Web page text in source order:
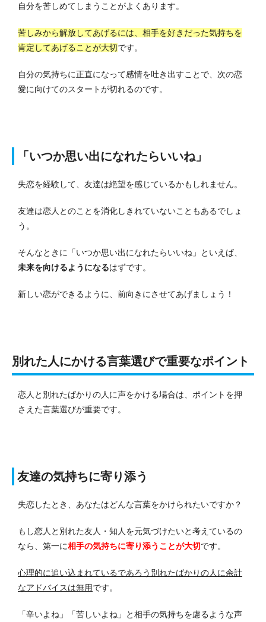
自分を苦しめてしまうことがよくあります。
苦しみから解放してあげるには、相手を好きだった気持ちを
肯定してあげることが大切です。
自分の気持ちに正直になって感情を吐き出すことで、次の恋
愛に向けてのスタートが切れるのです。
「いつか思い出になれたらいいね」
失恋を経験して、友達は絶望を感じているかもしれません。
友達は恋人とのことを消化しきれていないこともあるでしょ
う。
そんなときに「いつか思い出になれたらいいね」といえば、
未来を向けるようになるはずです。
新しい恋ができるように、前向きにさせてあげましょう！
別れた人にかける言葉選びで重要なポイント
恋人と別れたばかりの人に声をかける場合は、ポイントを押
さえた言葉選びが重要です。
友達の気持ちに寄り添う
失恋したとき、あなたはどんな言葉をかけられたいですか？
もし恋人と別れた友人・知人を元気づけたいと考えているの
なら、第一に相手の気持ちに寄り添うことが大切です。
心理的に追い込まれているであろう別れたばかりの人に余計
なアドバイスは無用です。
「辛いよね」「苦しいよね」と相手の気持ちを慮るような声